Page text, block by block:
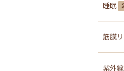
睡眠
筋膜
紫外